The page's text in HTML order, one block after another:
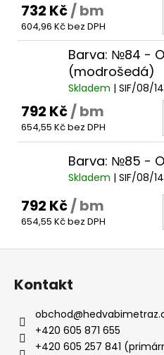
732 Kč/ bm
604,96 Kč bez DPH
Barva: №84 -
(modrošedá)
Skladem | SIF/08/
792 Kč/ bm
654,55 Kč bez DPH
Barva: №85 -
Skladem | SIF/08/
792 Kč/ bm
654,55 Kč bez DPH
Z
Kontakt
obchod@
+420 605 871 655
+420 605 257 841